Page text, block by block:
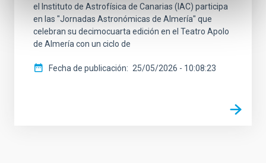
el Instituto de Astrofísica de Canarias (IAC) participa
en las "Jornadas Astronómicas de Almería" que
celebran su decimocuarta edición en el Teatro Apolo
de Almería con un ciclo de
Fecha de publicación 25/05/2026 - 10:08:23